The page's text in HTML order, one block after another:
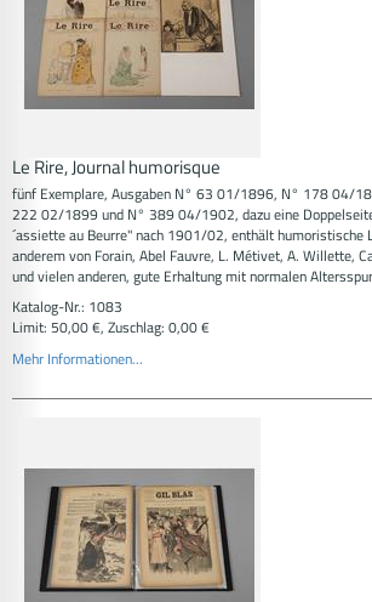
Le Rire, Journal humorisque
fünf Exemplare, Ausgaben N° 63 01/1896, N° 178 04/
222 02/1899 und N° 389 04/1902, dazu eine
´assiette au Beurre" nach 1901/02, enthält humoristische
anderem von Forain, Abel Fauvre, L. Métivet, A. Willette,
und vielen anderen, gute Erhaltung mit normalen
Katalog-Nr.: 1083
Limit: 50,00 €, Zuschlag: 0,00 €
Mehr Informationen...